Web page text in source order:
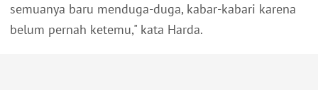
semuanya baru menduga-duga, kabar-kabari karena
belum pernah ketemu," kata Harda.